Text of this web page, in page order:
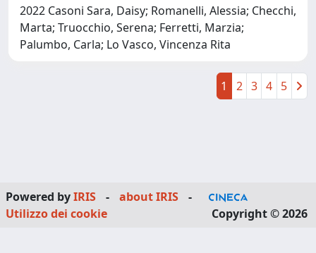
2022 Casoni Sara, Daisy; Romanelli, Alessia; Checchi,
Marta; Truocchio, Serena; Ferretti, Marzia;
Palumbo, Carla; Lo Vasco, Vincenza Rita
1 2 3 4 5
Powered byIRIS - about IRIS
-
Utilizzo dei cookie
Copyright © 2026